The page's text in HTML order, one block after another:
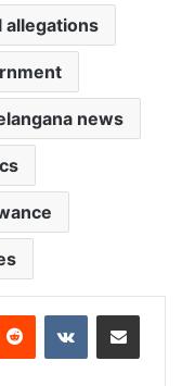
allegations
news
Reddit VKontakteShare via Email